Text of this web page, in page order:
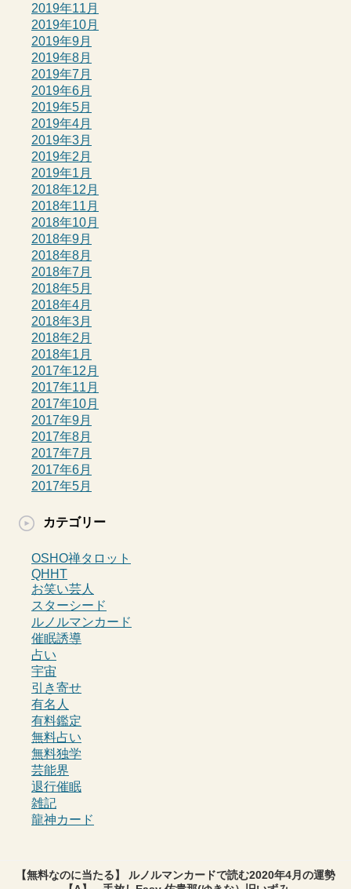
2019年11月
2019年10月
2019年9月
2019年8月
2019年7月
2019年6月
2019年5月
2019年4月
2019年3月
2019年2月
2019年1月
2018年12月
2018年11月
2018年10月
2018年9月
2018年8月
2018年7月
2018年5月
2018年4月
2018年3月
2018年2月
2018年1月
2017年12月
2017年11月
2017年10月
2017年9月
2017年8月
2017年7月
2017年6月
2017年5月
カテゴリー
OSHO禅タロット
QHHT
お笑い芸人
スターシード
ルノルマンカード
催眠誘導
占い
宇宙
引き寄せ
有名人
有料鑑定
無料占い
無料独学
芸能界
退行催眠
雑記
龍神カード
【無料なのに当たる】 ルノルマンカードで読む2020年4月の運勢